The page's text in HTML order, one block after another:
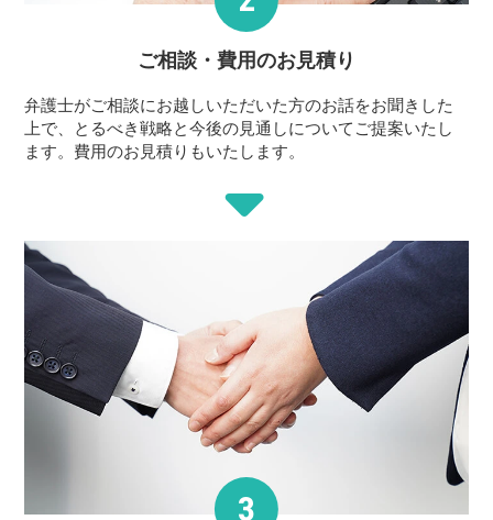
ご相談・費用のお見積り
弁護士がご相談にお越しいただいた方のお話をお聞きした
上で、とるべき戦略と今後の見通しについてご提案いたし
ます。費用のお見積りもいたします。